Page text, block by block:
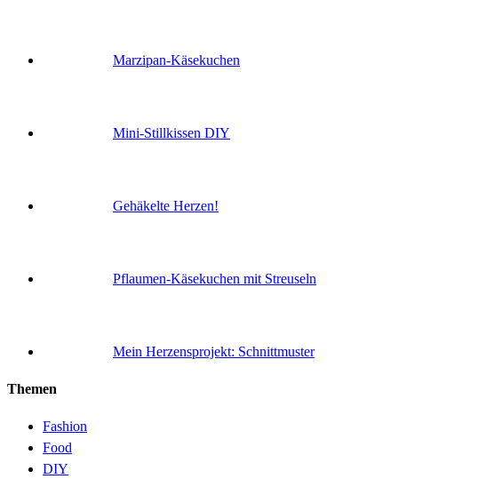
Marzipan-Käsekuchen
Mini-Stillkissen DIY
Gehäkelte Herzen!
Pflaumen-Käsekuchen mit Streuseln
Mein Herzensprojekt: Schnittmuster
Themen
Fashion
Food
DIY